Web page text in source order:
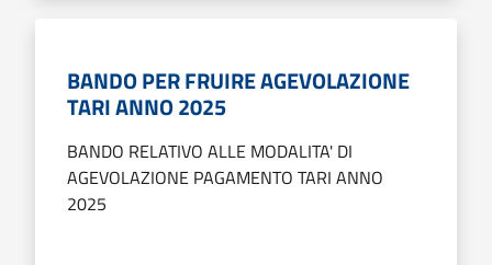
BANDO PER FRUIRE AGEVOLAZIONE
TARI ANNO 2025
BANDO RELATIVO ALLE MODALITA' DI
AGEVOLAZIONE PAGAMENTO TARI ANNO
2025